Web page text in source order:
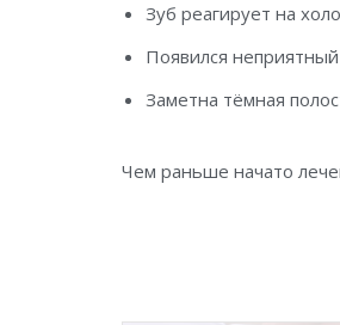
Зуб реагирует на
Появился
Заметна тёмная
Чем раньше начато